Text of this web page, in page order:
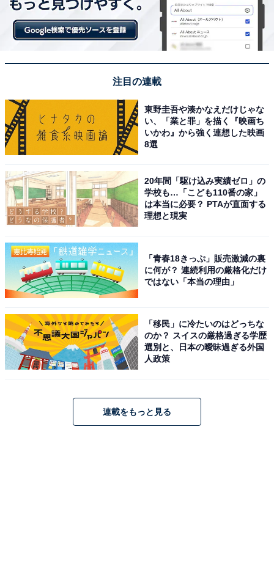
注目の連載
東野圭吾や湊かなえだけじゃな
い、「業と罪」を描く『映画ち
いかわ』から強く連想した映画
8選
20年間「駆け込み実績ゼロ」の
学校も…「こども110番の家」
は本当に必要？ PTAが直面する
理想と現実
「青春18きっぷ」販売激減の裏
に何が？ 連続利用の厳格化だけ
ではない「本当の理由」
「移民」に冷たいのはどっちな
のか？ スイスの厳格過ぎる学歴
選別と、日本の曖昧過ぎる外国
人政策
連載をもっと見る